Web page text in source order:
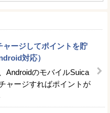
ージしてポイントを貯
対応）
AndroidのモバイルSuica
ャージすればポイントが